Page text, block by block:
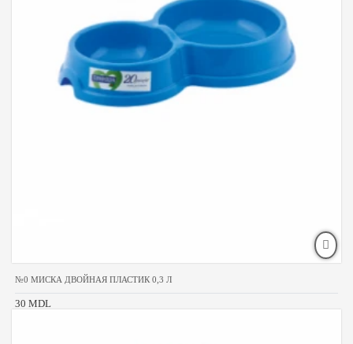
№0 МИСКА ДВОЙНАЯ ПЛАСТИК 0,3 Л
30 MDL